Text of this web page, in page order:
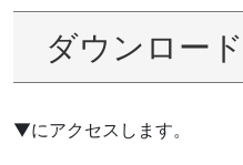
ダウンロード
▼にアクセスします。